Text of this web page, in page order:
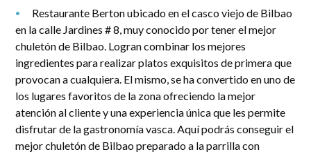
Restaurante Berton ubicado en el casco viejo de Bilbao
en la calle Jardines # 8, muy conocido por tener el mejor
chuletón de Bilbao. Logran combinar los mejores
ingredientes para realizar platos exquisitos de primera que
provocan a cualquiera. El mismo, se ha convertido en uno de
los lugares favoritos de la zona ofreciendo la mejor
atención al cliente y una experiencia única que les permite
disfrutar de la gastronomía vasca. Aquí podrás conseguir el
mejor chuletón de Bilbao preparado a la parrilla con